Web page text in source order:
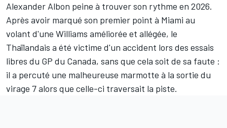
Alexander Albon peine à trouver son rythme en 2026.
Après avoir marqué son premier point à Miami au
volant d'une Williams améliorée et allégée, le
Thaïlandais a été victime d'un accident lors des essais
libres du GP du Canada, sans que cela soit de sa faute :
il a percuté une malheureuse marmotte à la sortie du
virage 7 alors que celle-ci traversait la piste.